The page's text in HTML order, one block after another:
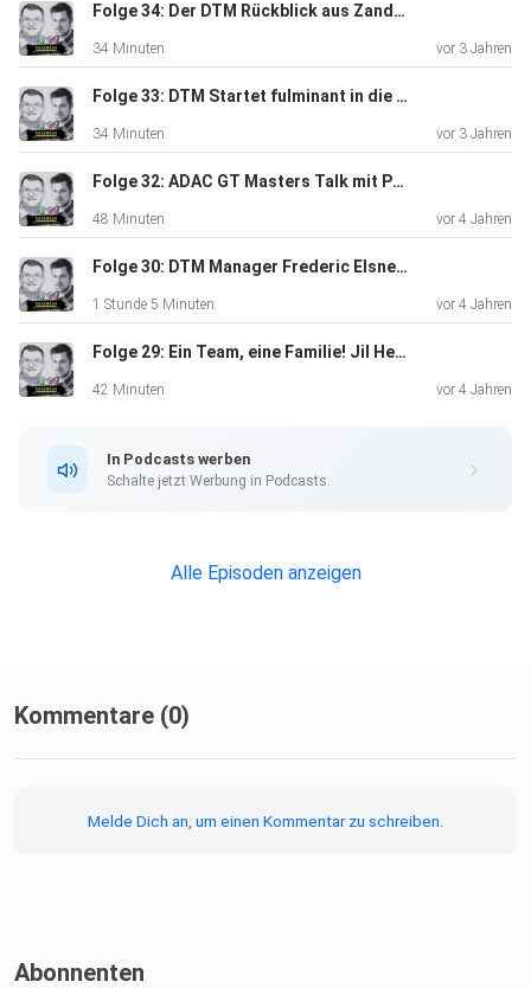
Folge 34: Der DTM Rückblick aus Zandvoort mit Tobi Schimon
34 Minuten vor 3 Jahren
Folge 33: DTM Startet fulminant in die Saison 2023!
34 Minuten vor 3 Jahren
Folge 32: ADAC GT Masters Talk mit Patrick Simon
48 Minuten vor 4 Jahren
Folge 30: DTM Manager Frederic Elsner spricht über die vergangene und kommende Saison.
1 Stunde 5 Minuten vor 4 Jahren
Folge 29: Ein Team, eine Familie! Jil Herbst von équipe vitesse zu Gast
42 Minuten vor 4 Jahren
In Podcasts werben
Schalte jetzt Werbung in Podcasts.
Alle Episoden anzeigen
Kommentare (0)
Melde Dich an, um einen Kommentar zu schreiben.
Abonnenten